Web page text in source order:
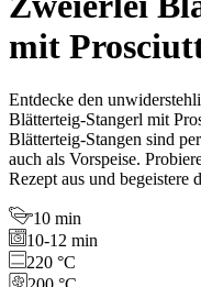
mit
Entdecke den
Blätterteig-Stangerl mit
Blätterteig-Stangen sind
auch als Vorspeise.
Rezept aus und begeistere
10 min
10-12 min
220 °C